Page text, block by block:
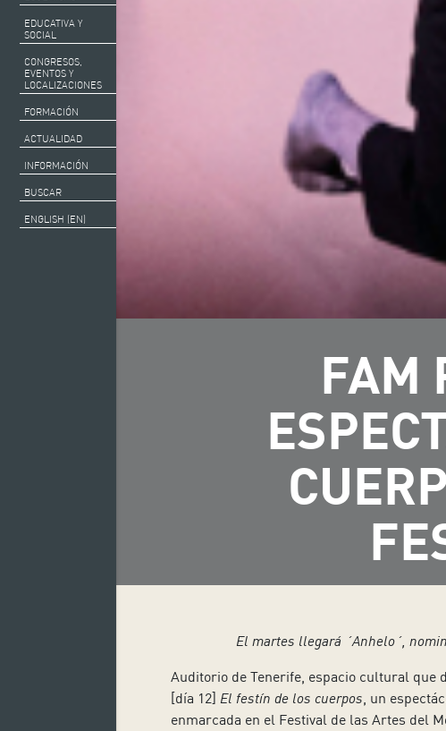
EDUCATIVA Y
SOCIAL
CONGRESOS,
EVENTOS Y
LOCALIZACIONES
FORMACIÓN
ACTUALIDAD
INFORMACIÓN
BUSCAR
ENGLISH (EN)
FAM
El martes llegará ´Anhelo´,
Auditorio de Tenerife, espacio cultural que
[día 12] El festín de los cuerpos, un
enmarcada en el Festival de las Artes del